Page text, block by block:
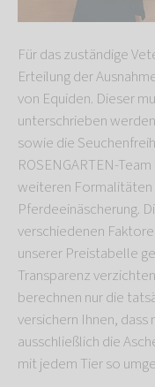
Für das zuständige
Erteilung der
von Equiden. Dieser
unterschrieben
sowie die
ROSENGARTEN-
weiteren Formalitäten
Pferdeeinäscherung.
verschiedenen
unserer Preistabelle
Transparenz
berechnen nur die
versichern Ihnen, dass
ausschließlich die
mit jedem Tier so